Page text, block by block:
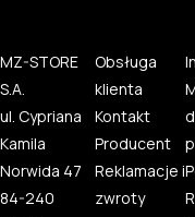
MZ-STORE
S.A.
ul. Cypriana
Kamila
Norwida 47
84-240
Obsługa
klienta
Kontakt
Producent
Reklamacje i
zwroty